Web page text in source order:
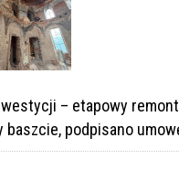
– etapowy remont
baszcie, podpisano